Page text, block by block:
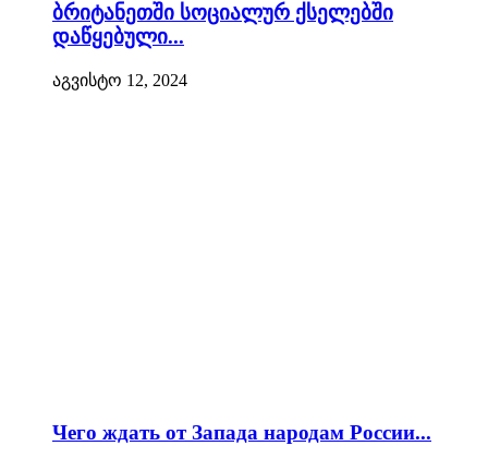
ბრიტანეთში სოციალურ ქსელებში
დაწყებული...
აგვისტო 12, 2024
Чего ждать от Запада народам России...